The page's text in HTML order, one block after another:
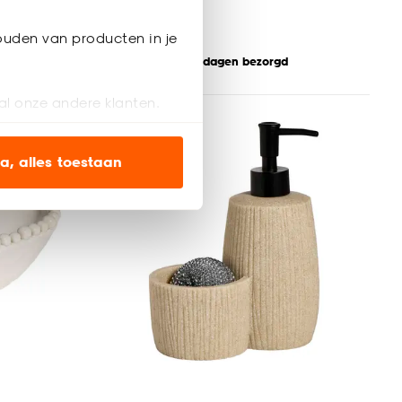
van producten in je
onze andere klanten.
om alleen de
wel of niet te
alles toestaan
Binnen 2-3 werkdagen bezorgd